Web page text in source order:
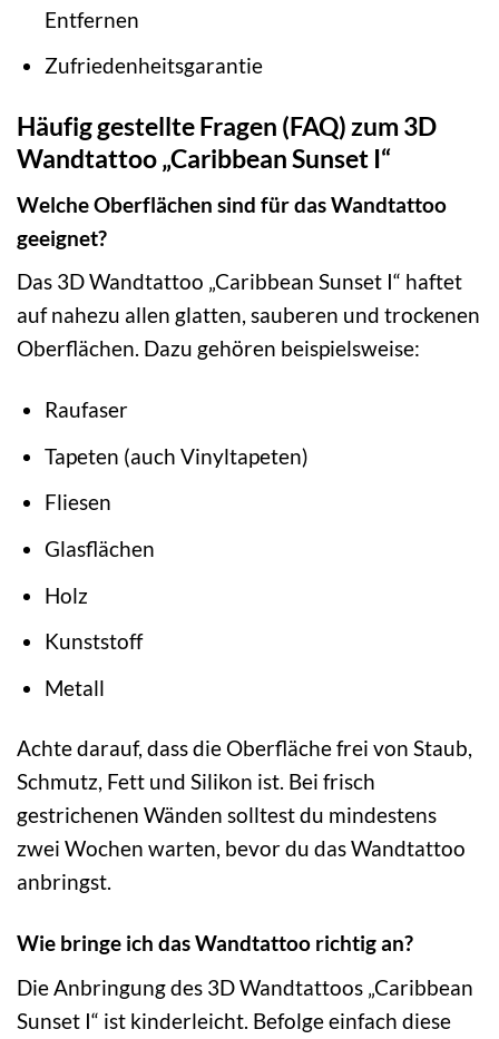
Entfernen
Zufriedenheitsgarantie
Häufig gestellte Fragen (FAQ) zum 3D
Wandtattoo „Caribbean Sunset I“
Welche Oberflächen sind für das Wandtattoo
geeignet?
Das 3D Wandtattoo „Caribbean Sunset I“ haftet
auf nahezu allen glatten, sauberen und trockenen
Oberflächen. Dazu gehören beispielsweise:
Raufaser
Tapeten (auch Vinyltapeten)
Fliesen
Glasflächen
Holz
Kunststoff
Metall
Achte darauf, dass die Oberfläche frei von Staub,
Schmutz, Fett und Silikon ist. Bei frisch
gestrichenen Wänden solltest du mindestens
zwei Wochen warten, bevor du das Wandtattoo
anbringst.
Wie bringe ich das Wandtattoo richtig an?
Die Anbringung des 3D Wandtattoos „Caribbean
Sunset I“ ist kinderleicht. Befolge einfach diese